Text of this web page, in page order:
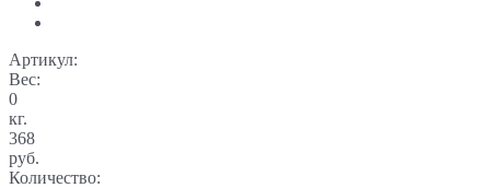
Артикул:
Вес:
0
кг.
368
руб.
Количество: